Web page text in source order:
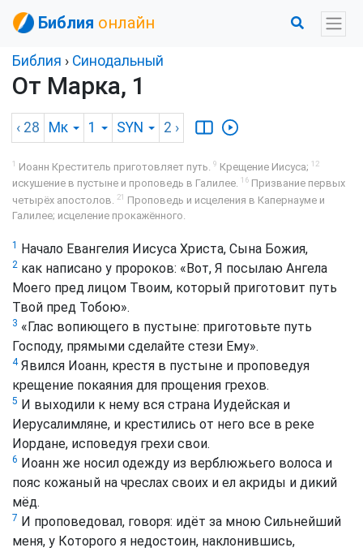
Библия онлайн
Библия › Синодальный
От Марка, 1
‹ 28 Мк 1 SYN 2 ›
1 Иоанн Креститель приготовляет путь. 9 Крещение Иисуса; 12
искушение в пустыне и проповедь в Галилее. 16 Призвание первых
четырёх апостолов.
21 Проповедь и исцеления в Капернауме и
Галилее; исцеление прокажённого.
1 Начало Евангелия Иисуса Христа, Сына Божия,
2 как написано у пророков: «Вот, Я посылаю Ангела
Моего пред лицом Твоим, который приготовит путь
Твой пред Тобою».
3 «Глас вопиющего в пустыне: приготовьте путь
Господу, прямыми сделайте стези Ему».
4Явился Иоанн, крестя в пустыне и проповедуя
крещение покаяния для прощения грехов.
5 И выходили к нему вся страна Иудейская и
Иерусалимляне, и крестились от него все в реке
Иордане, исповедуя грехи свои.
6 Иоанн же носил одежду из верблюжьего волоса и
пояс кожаный на чреслах своих и ел акриды и дикий
мёд.
7 И проповедовал, говоря: идёт за мною Сильнейший
меня, у Которого я недостоин, наклонившись,